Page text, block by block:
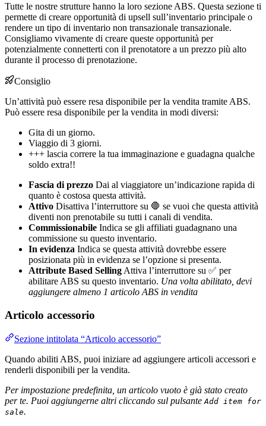
Tutte le nostre strutture hanno la loro sezione ABS. Questa sezione ti
permette di creare opportunità di upsell sull’inventario principale o
rendere un tipo di inventario non transazionale transazionale.
Consigliamo vivamente di creare queste opportunità per
potenzialmente connetterti con il prenotatore a un prezzo più alto
durante il processo di prenotazione.
Consiglio
Un’attività può essere resa disponibile per la vendita tramite ABS.
Può essere resa disponibile per la vendita in modi diversi:
Gita di un giorno.
Viaggio di 3 giorni.
+++ lascia correre la tua immaginazione e guadagna qualche
soldo extra!!
Fascia di prezzo Dai al viaggiatore un’indicazione rapida di
quanto è costosa questa attività.
Attivo Disattiva l’interruttore su 🛑 se vuoi che questa attività
diventi non prenotabile su tutti i canali di vendita.
Commissionabile Indica se gli affiliati guadagnano una
commissione su questo inventario.
In evidenza Indica se questa attività dovrebbe essere
posizionata più in evidenza se l’opzione si presenta.
Attribute Based Selling Attiva l’interruttore su ✅ per
abilitare ABS su questo inventario. Una volta abilitato, devi
aggiungere almeno 1 articolo ABS in vendita
Articolo accessorio
Sezione intitolata “Articolo accessorio”
Quando abiliti ABS, puoi iniziare ad aggiungere articoli accessori e
renderli disponibili per la vendita.
Per impostazione predefinita, un articolo vuoto è già stato creato
per te. Puoi aggiungerne altri cliccando sul pulsante Add item for
sale.